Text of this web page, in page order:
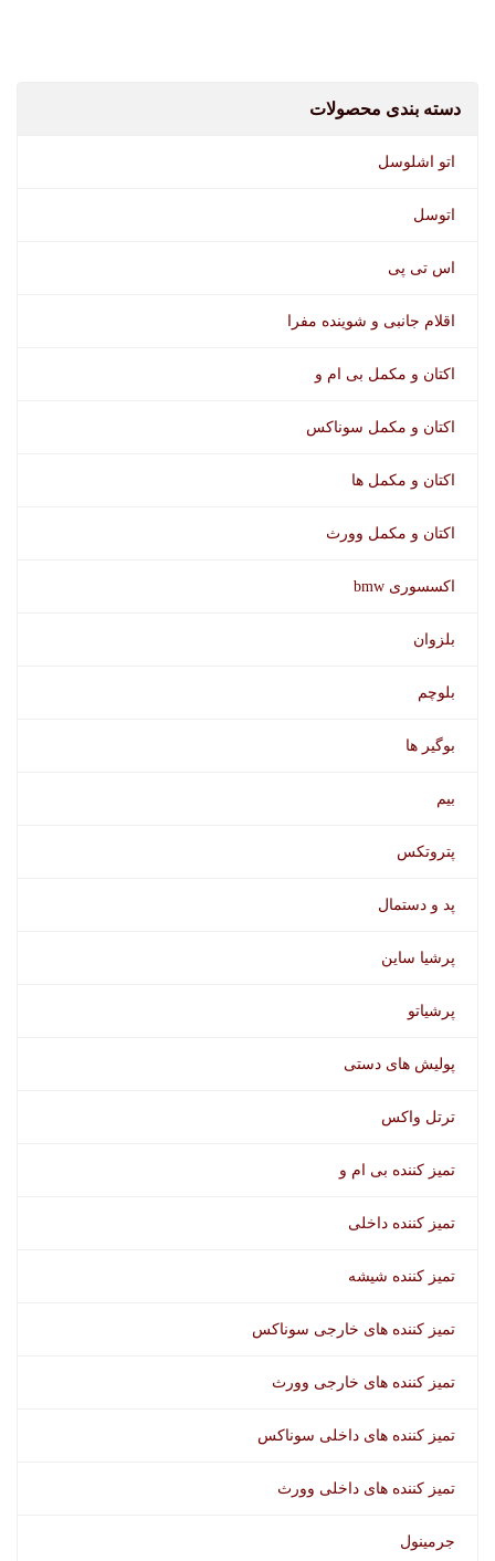
دسته بندی محصولات
اتو اشلوسل
اتوسل
اس تی پی
اقلام جانبی و شوینده مفرا
اکتان و مکمل بی ام و
اکتان و مکمل سوناکس
اکتان و مکمل ها
اکتان و مکمل وورث
اکسسوری bmw
بلزوان
بلوچم
بوگیر ها
بیم
پتروتکس
پد و دستمال
پرشیا ساین
پرشیاتو
پولیش های دستی
ترتل واکس
تمیز کننده بی ام و
تمیز کننده داخلی
تمیز کننده شیشه
تمیز کننده های خارجی سوناکس
تمیز کننده های خارجی وورث
تمیز کننده های داخلی سوناکس
تمیز کننده های داخلی وورث
جرمینول
اسپری تمیز کننده شیشه اتوسل